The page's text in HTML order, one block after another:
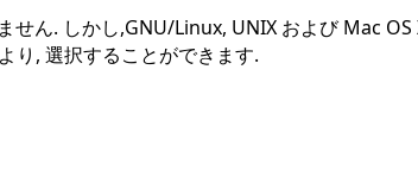
せん. しかし,GNU/Linux, UNIX および Mac
り, 選択することができます.